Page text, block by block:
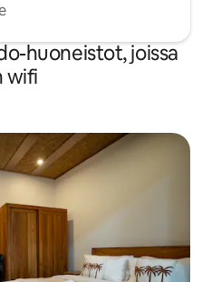
huoneistot, joissa
wifi